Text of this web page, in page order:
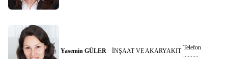
Yasemin GÜLER İNŞAAT VE AKARYAKIT Telefon
..........